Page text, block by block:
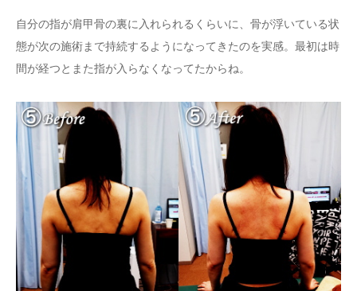
自分の指が肩甲骨の裏に入れられるくらいに、骨が浮いている状
態が次の施術まで持続するようになってきたのを実感。最初は時
間が経つとまた指が入らなくなってたからね。